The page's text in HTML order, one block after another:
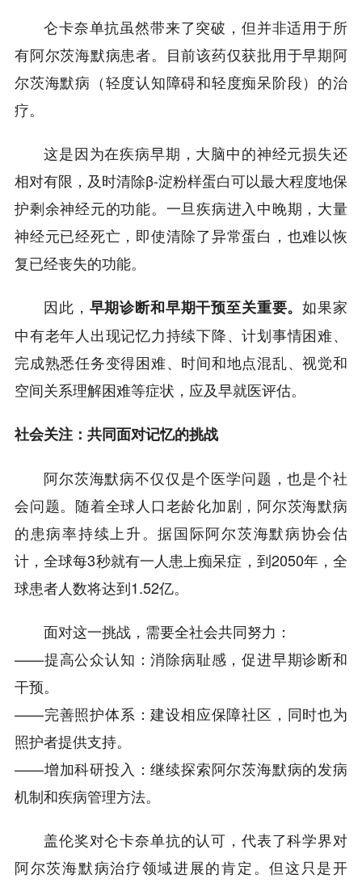
仑卡奈单抗虽然带来了突破，但并非适用于所
有阿尔茨海默病患者。目前该药仅获批用于早期阿
尔茨海默病（轻度认知障碍和轻度痴呆阶段）的治
疗。
这是因为在疾病早期，大脑中的神经元损失还
相对有限，及时清除β-淀粉样蛋白可以最大程度地保
护剩余神经元的功能。一旦疾病进入中晚期，大量
神经元已经死亡，即使清除了异常蛋白，也难以恢
复已经丧失的功能。
因此， 早期诊断和早期干预至关重要。如果家
中有老年人出现记忆力持续下降、计划事情困难、
完成熟悉任务变得困难、时间和地点混乱、视觉和
空间关系理解困难等症状，应及早就医评估。
社会关注：共同面对记忆的挑战
阿尔茨海默病不仅仅是个医学问题，也是个社
会问题。随着全球人口老龄化加剧，阿尔茨海默病
的患病率持续上升。据国际阿尔茨海默病协会估
计，全球每3秒就有一人患上痴呆症，到2050年，全
球患者人数将达到1.52亿。
面对这一挑战，需要全社会共同努力：
——提高公众认知：消除病耻感，促进早期诊断和
干预。
——完善照护体系：建设相应保障社区，同时也为
照护者提供支持。
——增加科研投入：继续探索阿尔茨海默病的发病
机制和疾病管理方法。
盖伦奖对仑卡奈单抗的认可，代表了科学界对
阿尔茨海默病治疗领域进展的肯定。但这只是开